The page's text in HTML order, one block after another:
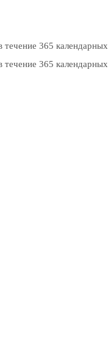
365 календарных
365 календарных